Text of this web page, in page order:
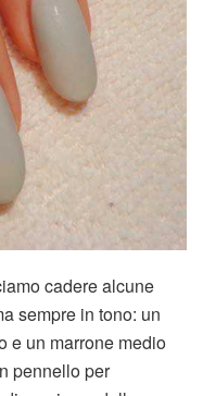
cadere alcune
sempre in tono: un
e un marrone medio
pennello per